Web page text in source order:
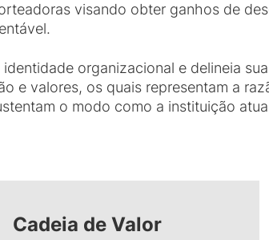
visando obter ganhos de
organizacional e delineia
e valores, os quais representam a
o modo como a instituição
Cadeia de Valor